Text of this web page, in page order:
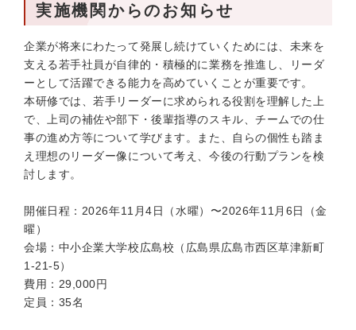
実施機関からのお知らせ
企業が将来にわたって発展し続けていくためには、未来を
支える若手社員が自律的・積極的に業務を推進し、リーダ
ーとして活躍できる能力を高めていくことが重要です。
本研修では、若手リーダーに求められる役割を理解した上
で、上司の補佐や部下・後輩指導のスキル、チームでの仕
事の進め方等について学びます。また、自らの個性も踏ま
え理想のリーダー像について考え、今後の行動プランを検
討します。
開催日程：2026年11月4日（水曜）〜2026年11月6日（金
曜）
会場：中小企業大学校広島校（広島県広島市西区草津新町
1-21-5）
費用：29,000円
定員：35名